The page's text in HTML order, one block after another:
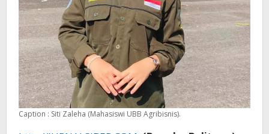
Caption : Siti Zaleha (Mahasiswi UBB Agribisnis).